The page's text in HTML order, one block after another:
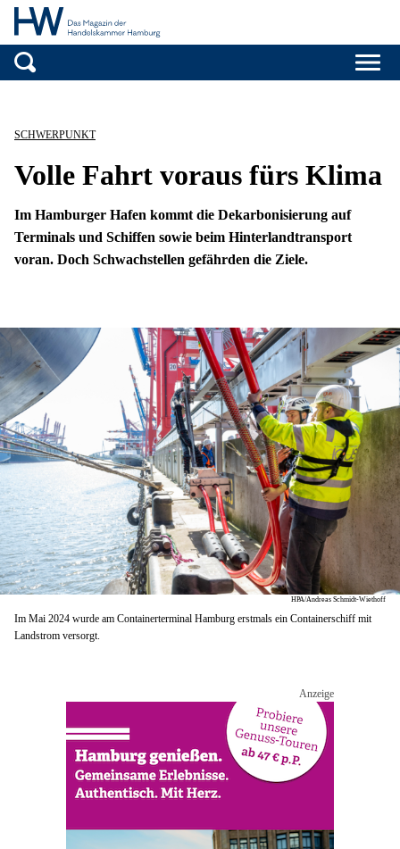
Handelskammer
SCHWERPUNKT
Volle Fahrt voraus fürs Klima
Im Hamburger Hafen kommt die Dekarbonisierung auf
Terminals und Schiffen sowie beim Hinterlandtransport
voran. Doch Schwachstellen gefährden die Ziele.
HPA/Andreas Schmidt-Wiethoff
Im Mai 2024 wurde am Containerterminal Hamburg erstmals ein Containerschiff mit
Landstrom versorgt.